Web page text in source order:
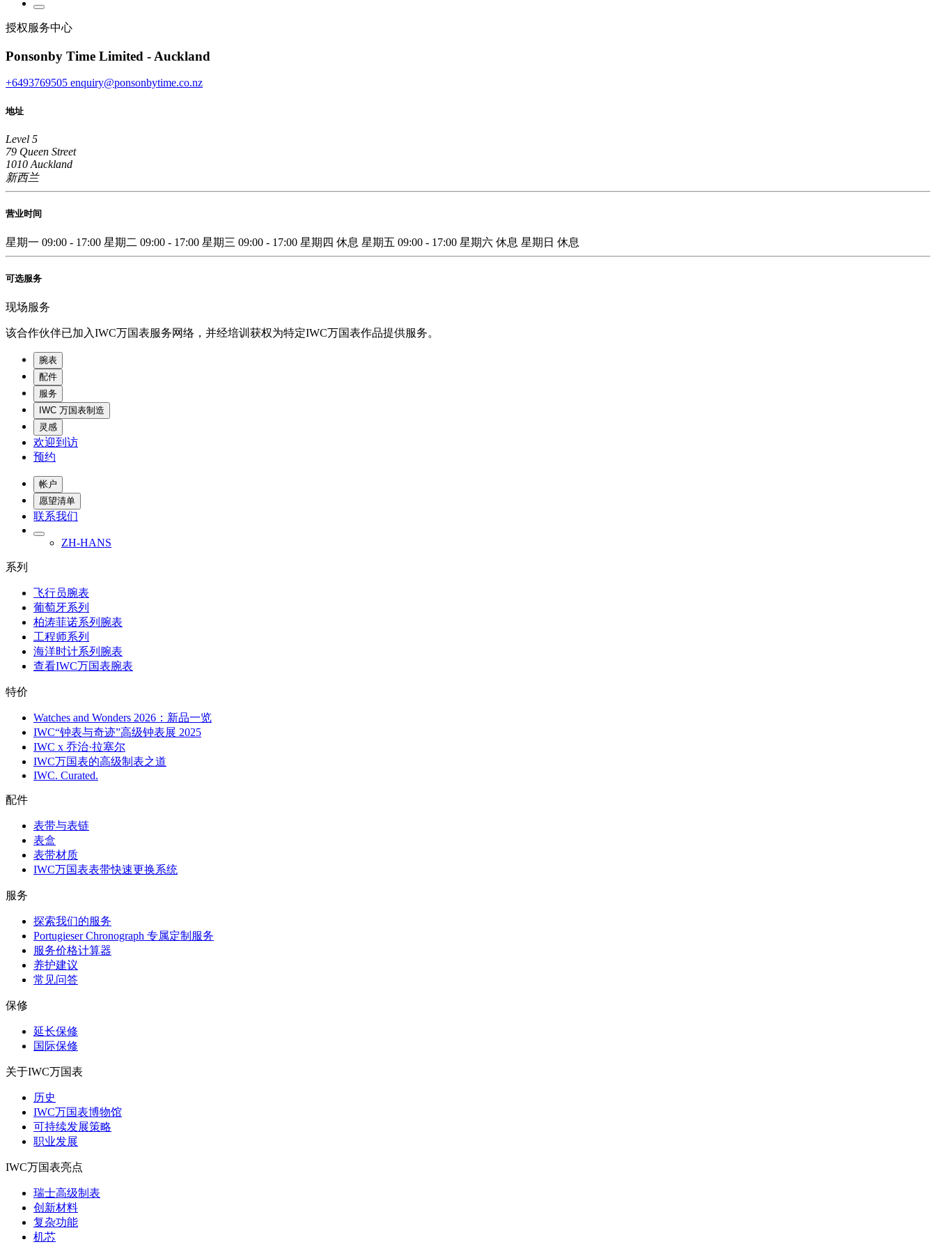
授权服务中心
Ponsonby Time Limited - Auckland
+6493769505 enquiry@ponsonbytime.co.nz
地址
Level 5
79 Queen Street
1010 Auckland
新西兰
营业时间
星期一 09:00 - 17:00 星期二 09:00 - 17:00 星期三 09:00 - 17:00 星期四 休息 星期五 09:00 - 17:00 星期六 休息 星期日 休息
可选服务
现场服务
该合作伙伴已加入IWC万国表服务网络，并经培训获权为特定IWC万国表作品提供服务。
腕表
配件
服务
IWC 万国表制造
灵感
欢迎到访
预约
帐户
愿望清单
联系我们
ZH-HANS
系列
飞行员腕表
葡萄牙系列
柏涛菲诺系列腕表
工程师系列
海洋时计系列腕表
查看IWC万国表腕表
特价
Watches and Wonders 2026：新品一览
IWC“钟表与奇迹”高级钟表展 2025
IWC x 乔治·拉塞尔
IWC万国表的高级制表之道
IWC. Curated.
配件
表带与表链
表盒
表带材质
IWC万国表表带快速更换系统
服务
探索我们的服务
Portugieser Chronograph 专属定制服务
服务价格计算器
养护建议
常见问答
保修
延长保修
国际保修
关于IWC万国表
历史
IWC万国表博物馆
可持续发展策略
职业发展
IWC万国表亮点
瑞士高级制表
创新材料
复杂功能
机芯